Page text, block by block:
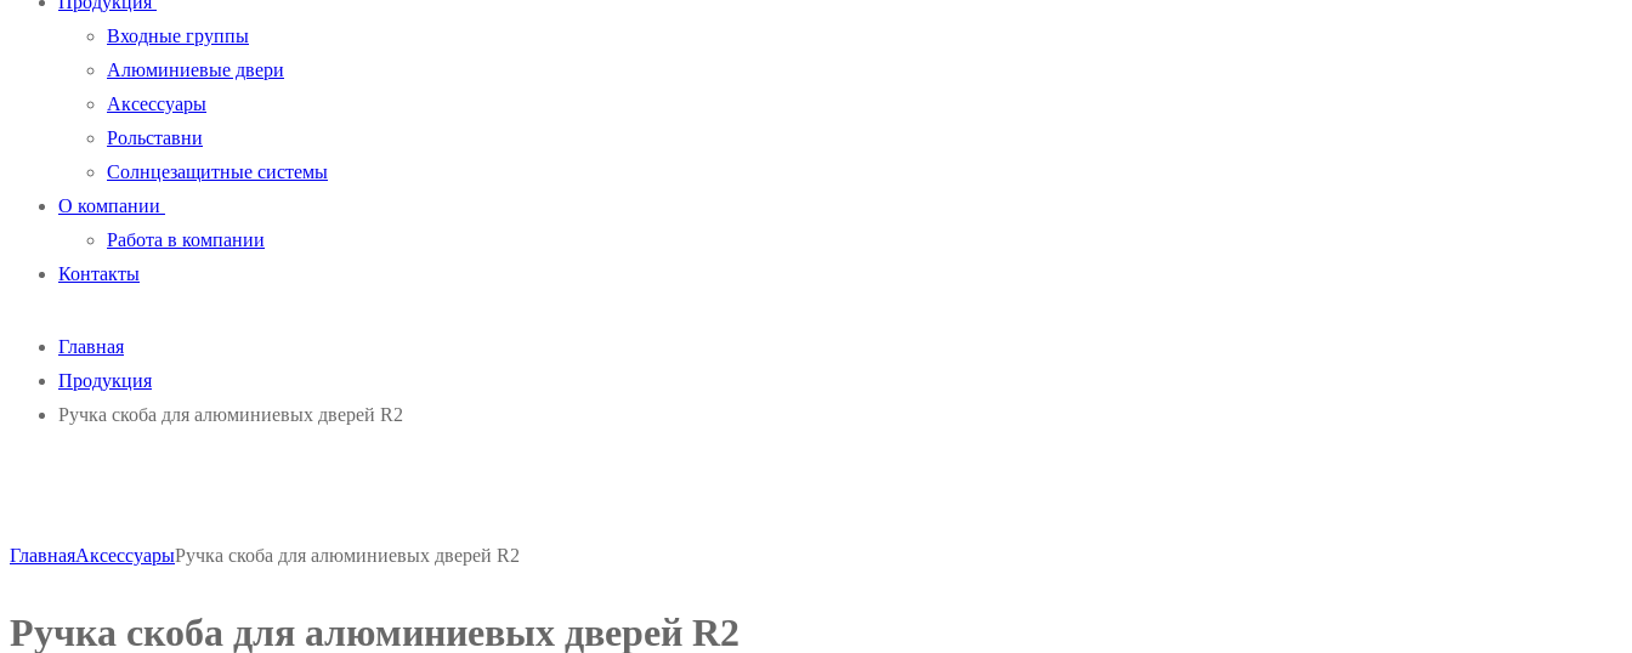
Входные группы
Алюминиевые двери
Аксессуары
Рольставни
Солнцезащитные системы
О компании
Работа в компании
Контакты
Главная
Продукция
Ручка скоба для алюминиевых дверей R2
ГлавнаяАксессуарыРучка скоба для алюминиевых дверей R2
Ручка скоба для алюминиевых дверей R2